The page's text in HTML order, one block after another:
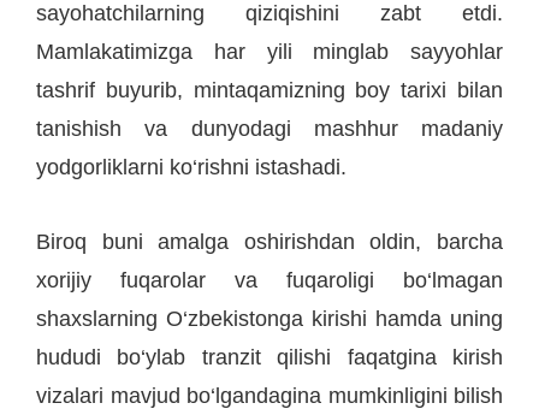
sayohatchilarning qiziqishini zabt etdi.
Mamlakatimizga har yili minglab sayyohlar
tashrif buyurib, mintaqamizning boy tarixi bilan
tanishish va dunyodagi mashhur madaniy
yodgorliklarni ko‘rishni istashadi.
Biroq buni amalga oshirishdan oldin, barcha
xorijiy fuqarolar va fuqaroligi bo‘lmagan
shaxslarning O‘zbekistonga kirishi hamda uning
hududi bo‘ylab tranzit qilishi faqatgina kirish
vizalari mavjud bo‘lgandagina mumkinligini bilish